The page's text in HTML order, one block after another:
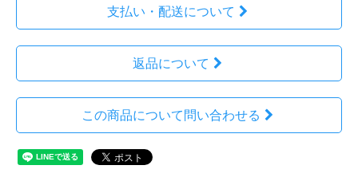
支払い・配送について
返品について
この商品について問い合わせる